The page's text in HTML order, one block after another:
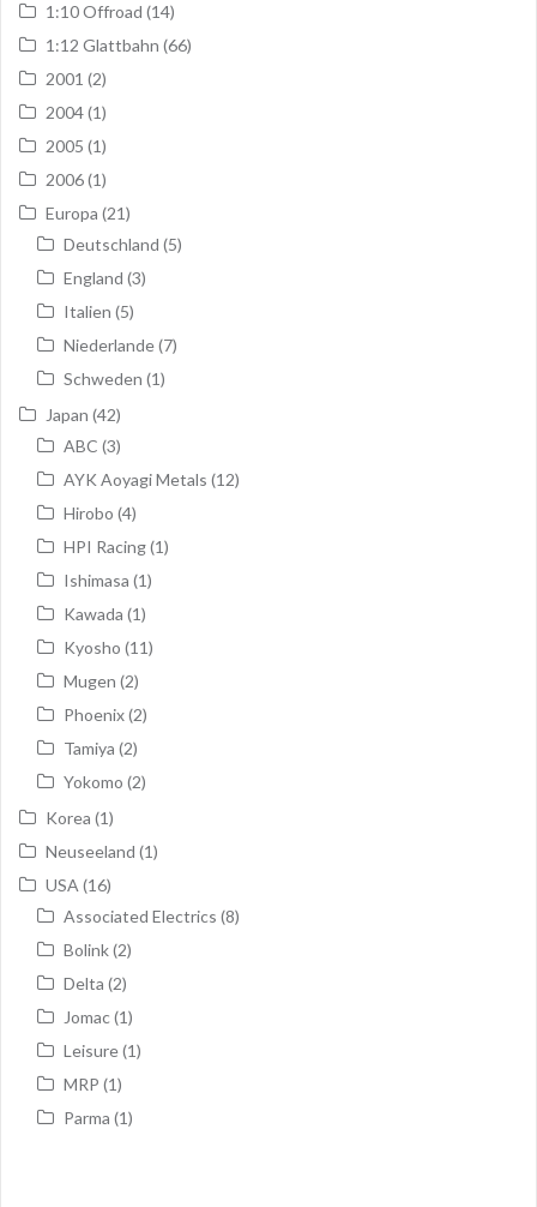
1:10 Offroad (14)
1:12 Glattbahn (66)
2001 (2)
2004(1)
2005 (1)
2006(1)
Europa (21)
Deutschland (5)
England (3)
Italien (5)
Niederlande(7)
Schweden (1)
Japan (42)
ABC (3)
AYK Aoyagi Metals (12)
Hirobo (4)
HPI Racing(1)
Ishimasa (1)
Kawada (1)
Kyosho (11)
Mugen (2)
Phoenix(2)
Tamiya (2)
Yokomo (2)
Korea (1)
Neuseeland (1)
USA (16)
Associated Electrics (8)
Bolink(2)
Delta (2)
Jomac(1)
Leisure(1)
MRP (1)
Parma (1)